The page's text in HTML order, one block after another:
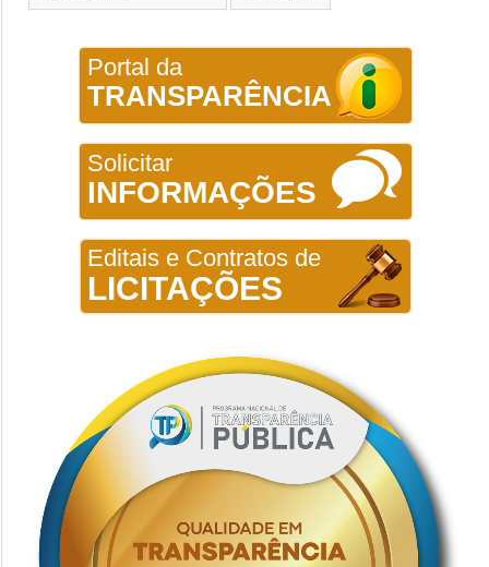
Portal da
TRANSPARÊNCIA
Solicitar
INFORMAÇÕES
Editais e Contratos de
LICITAÇÕES